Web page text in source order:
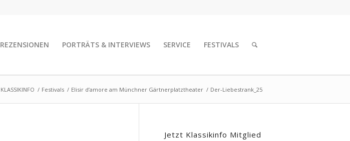
REZENSIONEN PORTRÄTS & INTERVIEWS SERVICE FESTIVALS
KLASSIKINFO / Festivals / Elisir d’amore am Münchner Gärtnerplatztheater / Der-Liebestrank_25
Jetzt Klassikinfo Mitglied